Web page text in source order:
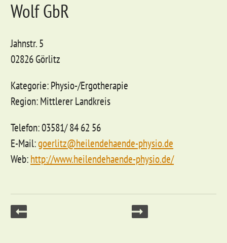
Wolf GbR
Jahnstr. 5
02826 Görlitz
Kategorie: Physio-/Ergotherapie
Region: Mittlerer Landkreis
Telefon: 03581/ 84 62 56
E-Mail:goerlitz@heilendehaende-physio.de
Web:http://www.heilendehaende-physio.de/